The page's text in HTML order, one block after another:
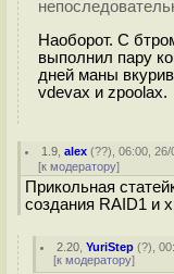
Наоборот. С
выполнил пару
дней маны
vdevах и zpoolах.
1.9 ,alex (??), 06:00, 26/
[к модератору]
Прикольная
создания RAID1 и
2.20 ,YuriStep (?),
[к модератору]